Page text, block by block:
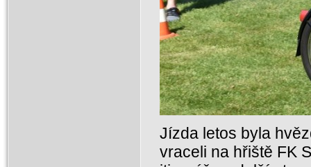
Jízda letos byla
vraceli na hřiště FK